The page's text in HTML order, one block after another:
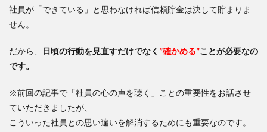
社員が「できている」と思わなければ信頼貯金は決して貯まりま
せん。
だから、 日頃の行動を見直すだけでなく ”確かめる”ことが必要なの
です。
※前回の記事で「社員の心の声を聴く」ことの重要性をお話させ
ていただきましたが、
こういった社員との思い違いを解消するためにも重要なのです。